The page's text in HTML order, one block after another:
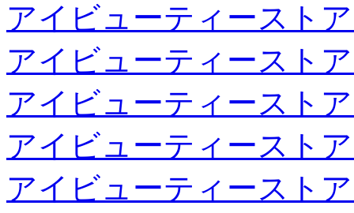
アイビューティースト
アイビューティースト
アイビューティースト
アイビューティースト
アイビューティースト